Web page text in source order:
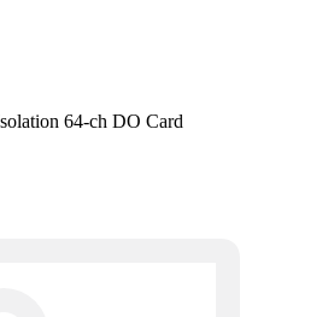
64-ch DO Card